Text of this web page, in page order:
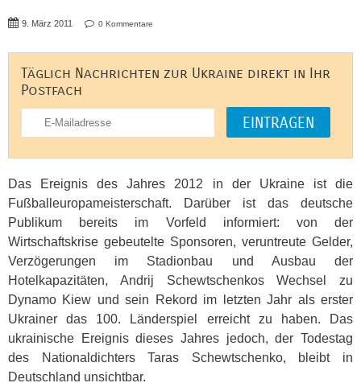
9. März 2011 0 Kommentare
Täglich Nachrichten zur Ukraine direkt in Ihr
Postfach
Das Ereignis des Jahres 2012 in der Ukraine ist die
Fußballeuropameisterschaft. Darüber ist das deutsche
Publikum bereits im Vorfeld informiert: von der
Wirtschaftskrise gebeutelte Sponsoren, veruntreute Gelder,
Verzögerungen im Stadionbau und Ausbau der
Hotelkapazitäten, Andrij Schewtschenkos Wechsel zu
Dynamo Kiew und sein Rekord im letzten Jahr als erster
Ukrainer das 100. Länderspiel erreicht zu haben. Das
ukrainische Ereignis dieses Jahres jedoch, der Todestag
des Nationaldichters Taras Schewtschenko, bleibt in
Deutschland unsichtbar.